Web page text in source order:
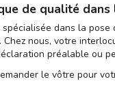
de qualité dans
dans la
nous, votre
préalable ou
le vôtre pour